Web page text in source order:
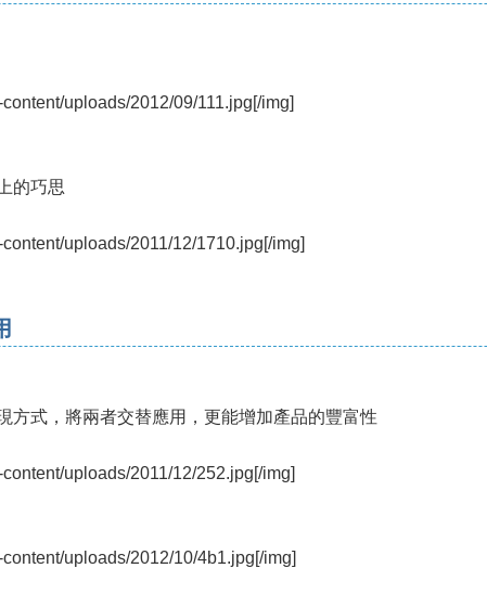
uploads/2012/09/111.jpg[/img]
的巧思
uploads/2011/12/1710.jpg[/img]
方式，將兩者交替應用，更能增加產品的豐富性
uploads/2011/12/252.jpg[/img]
uploads/2012/10/4b1.jpg[/img]